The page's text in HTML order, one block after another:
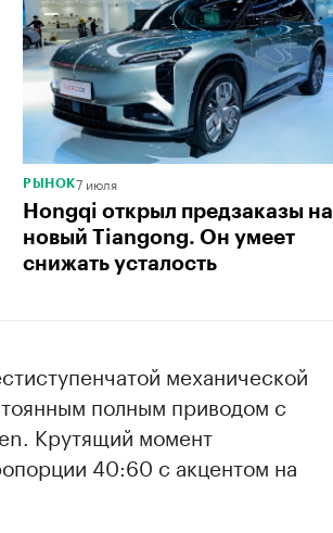
РЫНОК7 июля
Hongqi открыл предзаказы на
новый Tiangong. Он умеет
снижать усталость
механической
полным приводом с
Крутящий момент
40:60 с акцентом на